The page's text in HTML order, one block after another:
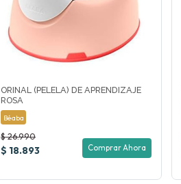
ORINAL (PELELA) DE APRENDIZAJE
ROSA
Béaba
$ 26.990
$ 18.893 Comprar Ahora